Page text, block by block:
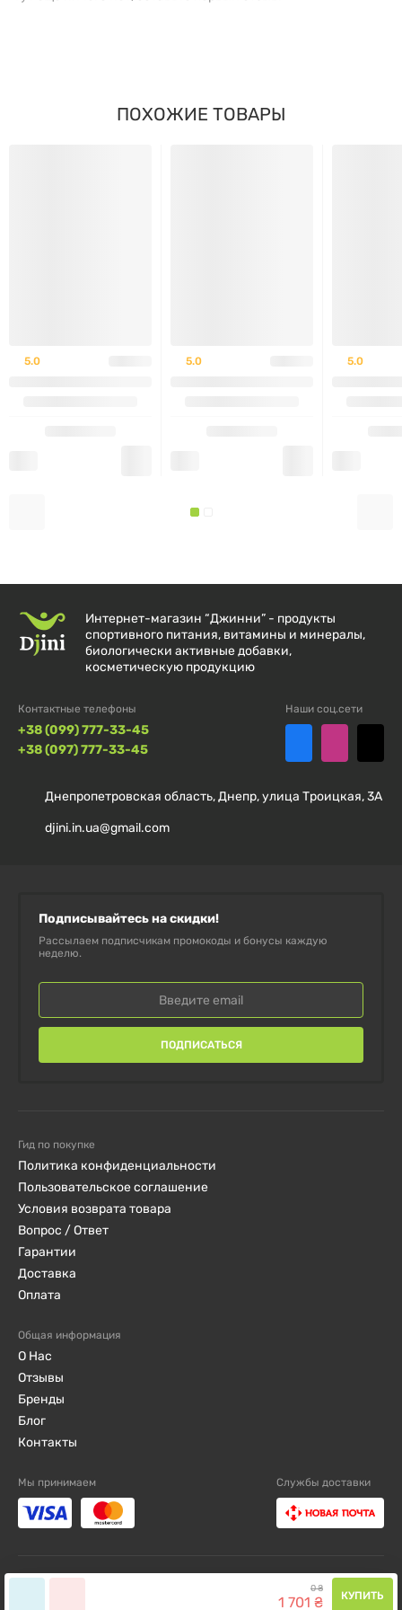
ПОХОЖИЕ ТОВАРЫ
5.0 5.0 5.0
0₴
1 701 ₴ КУПИТЬ
Интернет-магазин “Джинни” - продукты
спортивного питания, витамины и минералы,
биологически активные добавки,
косметическую продукцию
Контактные телефоны
+38 (099) 777-33-45
+38 (097) 777-33-45
Наши соц.сети
Днепропетровская область, Днепр, улица Троицкая, 3А
djini.in.ua@gmail.com
Подписывайтесь на скидки!
Рассылаем подписчикам промокоды и бонусы каждую
неделю.
ПОДПИСАТЬСЯ
Гид по покупке
Политика конфиденциальности
Пользовательское соглашение
Условия возврата товара
Вопрос / Ответ
Гарантии
Доставка
Оплата
Общая информация
О Нас
Отзывы
Бренды
Блог
Контакты
Мы принимаем Службы доставки
djini.com.ua ©2019 - 2026 / Все права защищены